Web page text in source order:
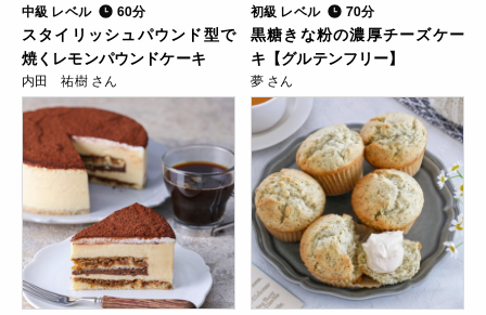
中級 レベル 60分
スタイリッシュパウンド型で
焼くレモンパウンドケーキ
内田 祐樹 さん
初級 レベル 70分
黒糖きな粉の濃厚チーズケー
キ【グルテンフリー】
夢 さん